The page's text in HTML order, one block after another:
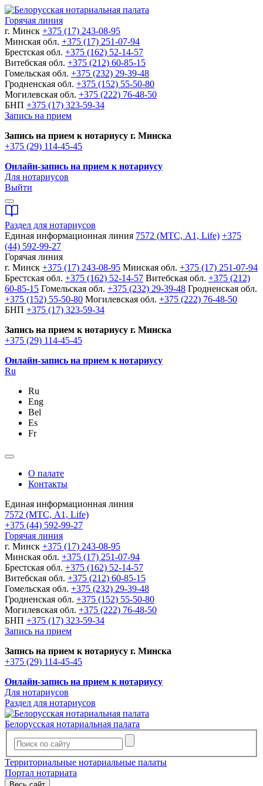
Горячая линия
г. Минск +375 (17) 243-08-95
Минская обл. +375 (17) 251-07-94
Брестская обл. +375 (162) 52-14-57
Витебская обл. +375 (212) 60-85-15
Гомельская обл. +375 (232) 29-39-48
Гродненская обл. +375 (152) 55-50-80
Могилевская обл. +375 (222) 76-48-50
БНП +375 (17) 323-59-34
Запись на прием
Запись на прием к нотариусу г. Минска
+375 (29) 114-45-45
Онлайн-запись на прием к нотариусу
Для нотариусов
Выйти
Раздел для нотариусов
Единая информационная линия 7572 (МТС, A1, Life) +375
(44) 592-99-27
Горячая линия
г. Минск +375 (17) 243-08-95 Минская обл. +375 (17) 251-07-94
Брестская обл. +375 (162) 52-14-57 Витебская обл. +375 (212)
60-85-15 Гомельская обл. +375 (232) 29-39-48 Гродненская обл.
+375 (152) 55-50-80 Могилевская обл. +375 (222) 76-48-50
БНП +375 (17) 323-59-34
Запись на прием к нотариусу г. Минска
+375 (29) 114-45-45
Онлайн-запись на прием к нотариусу
Ru
Ru
Eng
Bel
Es
Fr
О палате
Контакты
Единая информационная линия
7572 (МТС, A1, Life)
+375 (44) 592-99-27
Горячая линия
г. Минск +375 (17) 243-08-95
Минская обл. +375 (17) 251-07-94
Брестская обл. +375 (162) 52-14-57
Витебская обл. +375 (212) 60-85-15
Гомельская обл. +375 (232) 29-39-48
Гродненская обл. +375 (152) 55-50-80
Могилевская обл. +375 (222) 76-48-50
БНП +375 (17) 323-59-34
Запись на прием
Запись на прием к нотариусу г. Минска
+375 (29) 114-45-45
Онлайн-запись на прием к нотариусу
Для нотариусов
Раздел для нотариусов
Белорусская нотариальная палата
Территориальные нотариальные палаты
Портал нотариата